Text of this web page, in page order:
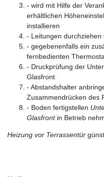
- wird mit Hilfe der
erhältlichen
installieren
- Leitungen
- gegebenenfalls ein
fernbedienten
- Druckprüfung der
Glasfront
- Abstandshalter
Zusammendrücken des
- Boden fertigstellen
Glasfrontin Betrieb
Heizung vor Terrassentür